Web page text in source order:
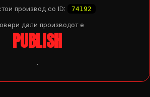
производ со ID: 74192
дали производот e
PUBLISH
.